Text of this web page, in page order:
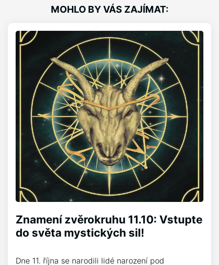
MOHLO BY VÁS ZAJÍMAT:
Znamení zvěrokruhu 11.10: Vstupte
do světa mystických sil!
Dne 11. října se narodili lidé narození pod